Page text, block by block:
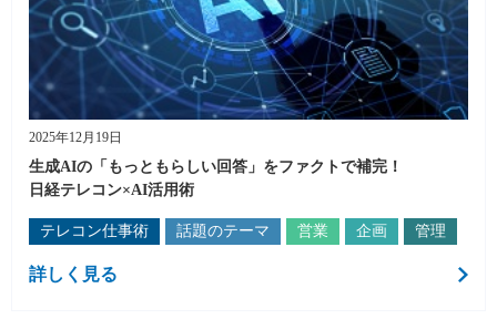
2025年12月19日
生成AIの「もっともらしい回答」をファクトで補完！
日経テレコン×AI活用術
テレコン仕事術 話題のテーマ 営業 企画 管理
詳しく見る